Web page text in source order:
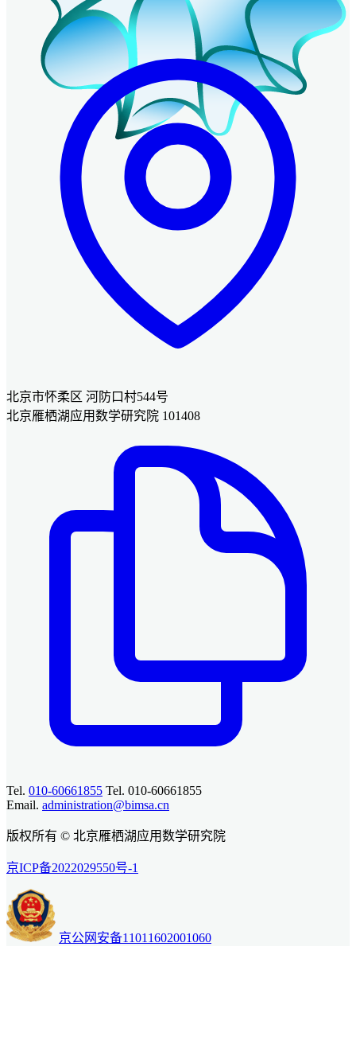
北京市怀柔区 河防口村544号
北京雁栖湖应用数学研究院 101408
Tel. 010-60661855 Tel. 010-60661855
Email. administration@bimsa.cn
版权所有 © 北京雁栖湖应用数学研究院
京ICP备2022029550号-1
京公网安备11011602001060